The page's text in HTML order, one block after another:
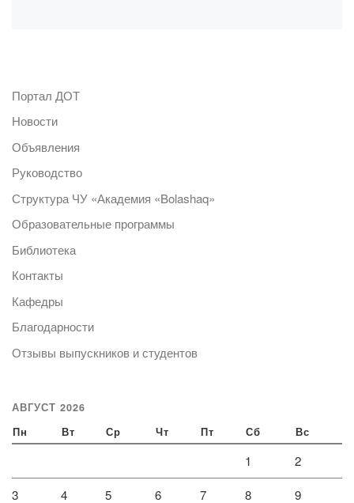
Портал ДОТ
Новости
Объявления
Руководство
Структура ЧУ «Академия «Bolashaq»
Образовательные программы
Библиотека
Контакты
Кафедры
Благодарности
Отзывы выпускников и студентов
АВГУСТ 2026
Пн Вт Ср Чт Пт Сб Вс
1 2
3 4 5 6 7 8 9